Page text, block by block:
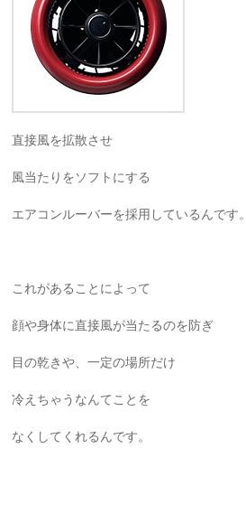
直接風を拡散させ
風当たりをソフトにする
エアコンルーバーを採用しているんです。
これがあることによって
顔や身体に直接風が当たるのを防ぎ
目の乾きや、一定の場所だけ
冷えちゃうなんてことを
なくしてくれるんです。